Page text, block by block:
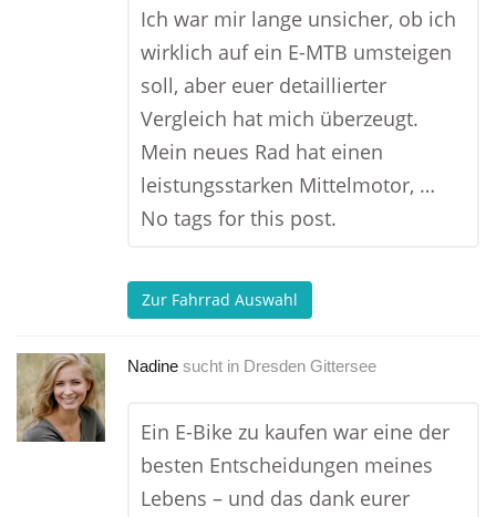
Ich war mir lange unsicher, ob ich
wirklich auf ein E-MTB umsteigen
soll, aber euer detaillierter
Vergleich hat mich überzeugt.
Mein neues Rad hat einen
leistungsstarken Mittelmotor, …
No tags for this post.
Zur Fahrrad Auswahl
Nadine sucht in Dresden Gittersee
Ein E-Bike zu kaufen war eine der
besten Entscheidungen meines
Lebens – und das dank eurer